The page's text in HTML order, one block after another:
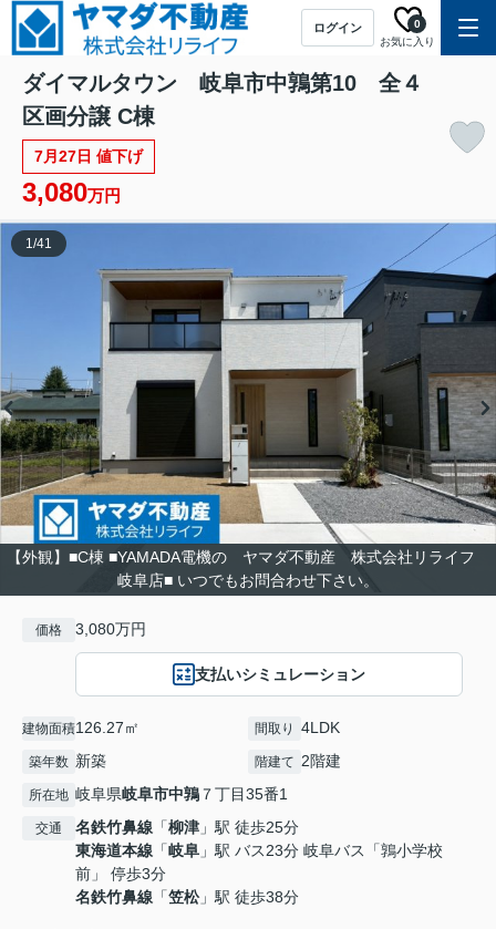
ログイン
お気に入り
0
ダイマルタウン 岐阜市中鶉第10 全４
区画分譲 C棟
7月27日 値下げ
3,080万円
【外観】■C棟 ■YAMADA電機の ヤマダ不動産 株式会社リライフ
岐阜店■ いつでもお問合わせ下さい。
1/41
価格 3,080万円
支払いシミュレーション
建物面積126.27㎡ 間取り 4LDK
築年数 新築 階建て 2階建
所在地 岐阜県岐阜市中鶉 ７丁目35番1
交通 名鉄竹鼻線 「柳津 」駅 徒歩25分
東海道本線 「岐阜 」駅 バス23分 岐阜バス「鶉小学校
前」 停歩3分
名鉄竹鼻線 「笠松」駅 徒歩38分